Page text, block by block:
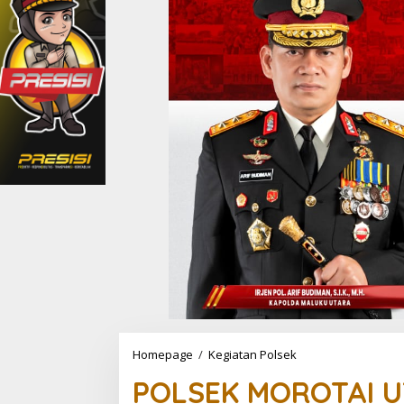
Homepage / Kegiatan Polsek
L
POLSEK MOROTAI